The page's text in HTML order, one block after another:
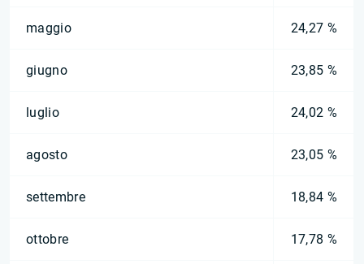
maggio 24,27 %
giugno 23,85 %
luglio 24,02 %
agosto 23,05 %
settembre 18,84 %
ottobre 17,78 %